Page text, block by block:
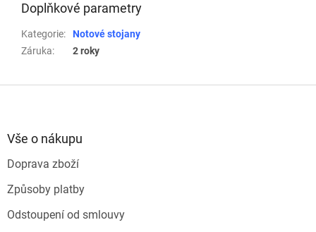
Doplňkové parametry
Kategorie:
Notové stojany
Záruka: 2 roky
Vše o nákupu
Doprava zboží
Způsoby platby
Odstoupení od smlouvy